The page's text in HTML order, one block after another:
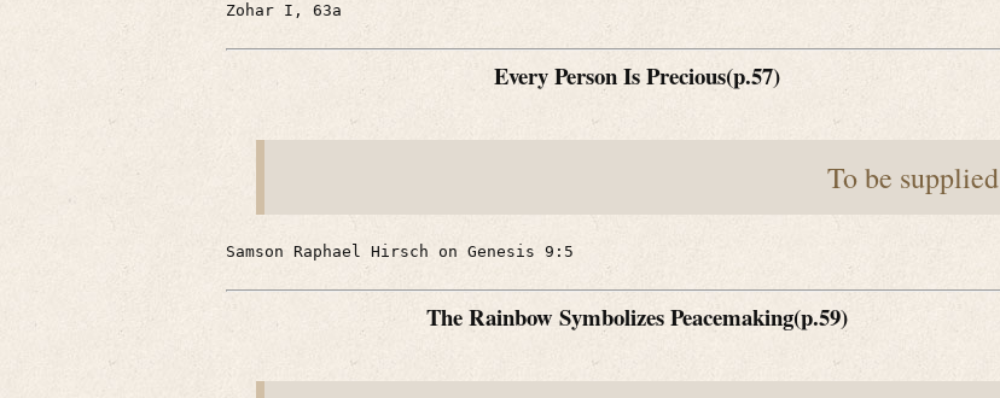
Zohar I, 63a
Every Person Is Precious(p.57)
To be supplied
Samson Raphael Hirsch on Genesis 9:5
The Rainbow Symbolizes Peacemaking(p.59)